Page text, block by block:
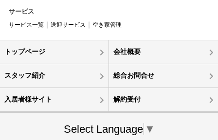
サービス
サービス一覧 送迎サービス 空き家管理
トップページ 会社概要
スタッフ紹介 総合お問合せ
入居者様サイト 解約受付
Select Language ▼